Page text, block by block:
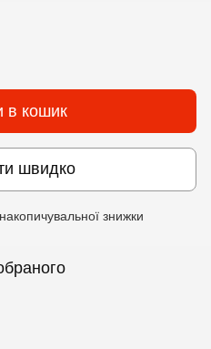
в кошик
швидко
знижки